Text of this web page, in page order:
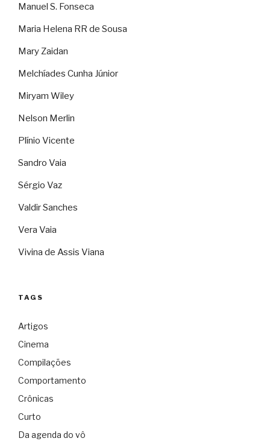
Manuel S. Fonseca
Maria Helena RR de Sousa
Mary Zaidan
Melchíades Cunha Júnior
Miryam Wiley
Nelson Merlin
Plínio Vicente
Sandro Vaia
Sérgio Vaz
Valdir Sanches
Vera Vaia
Vivina de Assis Viana
TAGS
Artigos
Cinema
Compilações
Comportamento
Crônicas
Curto
Da agenda do vô